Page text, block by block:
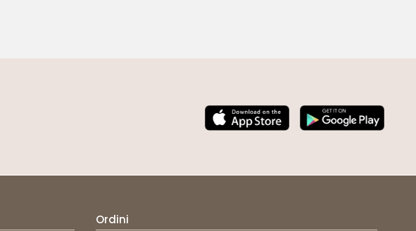
Ordini